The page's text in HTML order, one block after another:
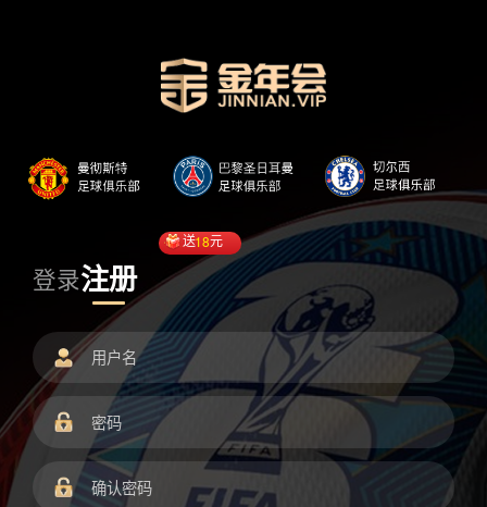
登录注册
送18元